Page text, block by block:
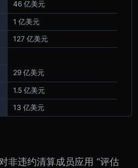
46 亿美元
1 亿美元
127 亿美元
29 亿美元
1.5 亿美元
13 亿美元
非违约清算成员应用 “评估